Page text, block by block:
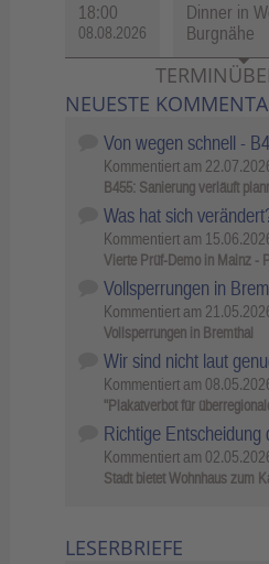
18:00
08.08.2026
Dinner in
Burgnähe
NEUESTE
Von wegen schnell -
Kommentiert am
B455: Sanierung verläuft
Was hat sich
Kommentiert am
Vierte Prüf-Demo in Mainz -
Vollsperrungen in
Kommentiert am
Vollsperrungen in Bremthal
Wir sind nicht laut
Kommentiert am
"Plakatverbot für
Richtige Entscheidung
Kommentiert am
Stadt bietet Wohnhaus zum
LESERBRIEFE